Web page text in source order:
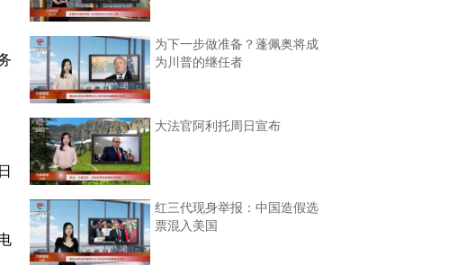
为下一步做准备？蓬佩奥将成
为川普的继任者
大法官阿利托周日宣布
红三代现身举报：中国造假选
票混入美国